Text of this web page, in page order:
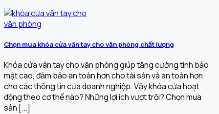
Chọn mua khóa cửa vân tay cho văn phòng chất lượng
Khóa cửa vân tay cho văn phòng giúp tăng cường tính bảo
mật cao, đảm bảo an toàn hơn cho tài sản và an toàn hơn
cho các thông tin của doanh nghiệp. Vậy khóa cửa hoạt
động theo cơ thế nào? Những lợi ích vượt trội? Chọn mua
sản [...]